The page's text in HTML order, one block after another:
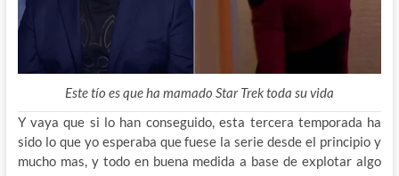
Este tío es que ha mamado Star Trek toda su vida
Y vaya que si lo han conseguido, esta tercera temporada ha
sido lo que yo esperaba que fuese la serie desde el principio y
mucho mas, y todo en buena medida a base de explotar algo